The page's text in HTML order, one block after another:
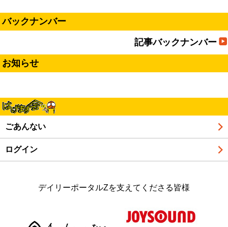
バックナンバー
記事バックナンバー
お知らせ
ごあんない
ログイン
デイリーポータルZを支えてくださる皆様